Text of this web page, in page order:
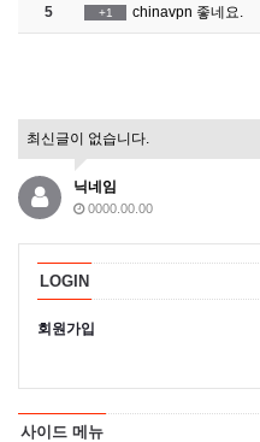
5 +1 chinavpn 좋네요.
최신글이 없습니다.
닉네임
0000.00.00
LOGIN
회원가입
사이드 메뉴